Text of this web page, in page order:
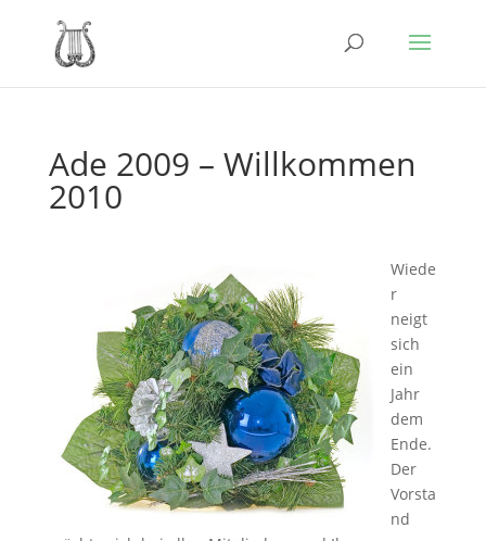
Ade 2009 – Willkommen
2010
Wiede
r
neigt
sich
ein
Jahr
dem
Ende.
Der
Vorsta
nd